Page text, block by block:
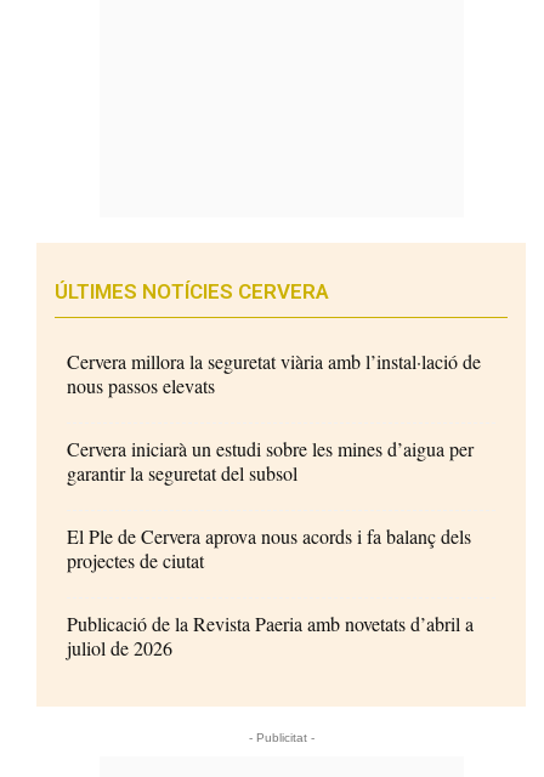
ÚLTIMES NOTÍCIES CERVERA
Cervera millora la seguretat viària amb l’instal·lació de
nous passos elevats
Cervera iniciarà un estudi sobre les mines d’aigua per
garantir la seguretat del subsol
El Ple de Cervera aprova nous acords i fa balanç dels
projectes de ciutat
Publicació de la Revista Paeria amb novetats d’abril a
juliol de 2026
- Publicitat -